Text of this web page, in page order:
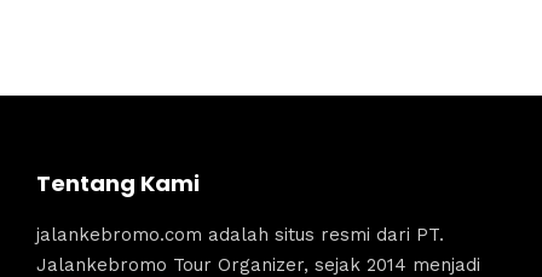
Tentang Kami
jalankebromo.com adalah situs resmi dari PT.
Jalankebromo Tour Organizer, sejak 2014 menjadi